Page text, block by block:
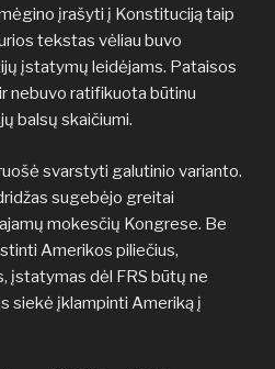
įrašyti į Konstituciją taip
tekstas vėliau buvo
įstatymų leidėjams. Pataisos
nebuvo ratifikuota būtinu
balsų skaičiumi.
svarstyti galutinio varianto.
sugebėjo greitai
mokesčių Kongrese. Be
Amerikos piliečius,
įstatymas dėl FRS būtų ne
siekė įklampinti Ameriką į